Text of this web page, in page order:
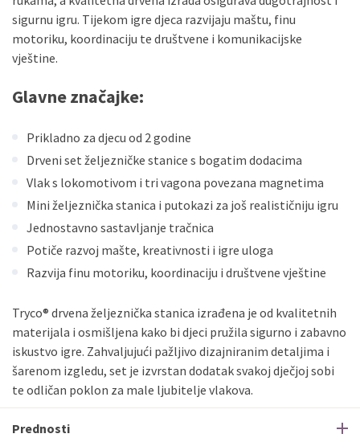
sigurnu igru. Tijekom igre djeca razvijaju maštu, finu
motoriku, koordinaciju te društvene i komunikacijske
vještine.
Glavne značajke:
Prikladno za djecu od 2 godine
Drveni set željezničke stanice s bogatim dodacima
Vlak s lokomotivom i tri vagona povezana magnetima
Mini željeznička stanica i putokazi za još realističniju igru
Jednostavno sastavljanje tračnica
Potiče razvoj mašte, kreativnosti i igre uloga
Razvija finu motoriku, koordinaciju i društvene vještine
Tryco® drvena željeznička stanica izrađena je od kvalitetnih
materijala i osmišljena kako bi djeci pružila sigurno i zabavno
iskustvo igre. Zahvaljujući pažljivo dizajniranim detaljima i
šarenom izgledu, set je izvrstan dodatak svakoj dječjoj sobi
te odličan poklon za male ljubitelje vlakova.
Prednosti